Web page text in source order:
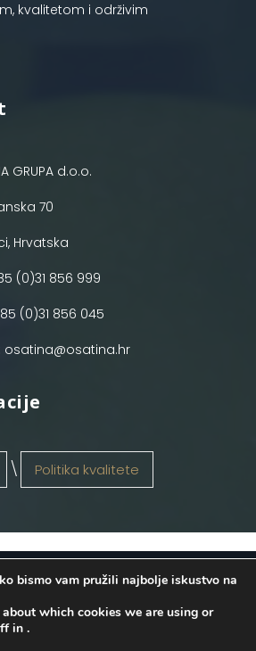
kvalitetom i održivim
GRUPA d.o.o.
70
Hrvatska
(0)31 856 999
(0)31 856 045
osatina@osatina.hr
Politika kvalitete
d.o.o. 2026
. Configured
. Sva prava pridržana.
bismo vam pružili najbolje iskustvo na
which cookies we are using or
in .